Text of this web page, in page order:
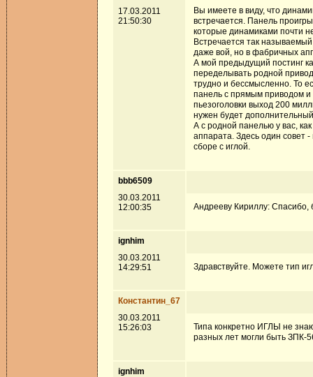
17.03.2011
21:50:30
Вы имеете в виду, что
встречается. Панель
которые динамиками почти
Встречается так
даже вой, но в фабричных
А мой предыдущий постинг
переделывать родной
трудно и бессмысленно. То
панель с прямым приводом и
пьезоголовки выход 200
нужен будет
А с родной панелью у вас,
аппарата. Здесь один совет
сборе с иглой.
bbb6509
30.03.2011
12:00:35
Андрееву Кириллу: Спасибо,
ignhim
30.03.2011
14:29:51
Здравствуйте. Можете тип
Константин_67
30.03.2011
15:26:03
Типа конкретно ИГЛЫ не
разных лет могли быть ЗПК-
ignhim